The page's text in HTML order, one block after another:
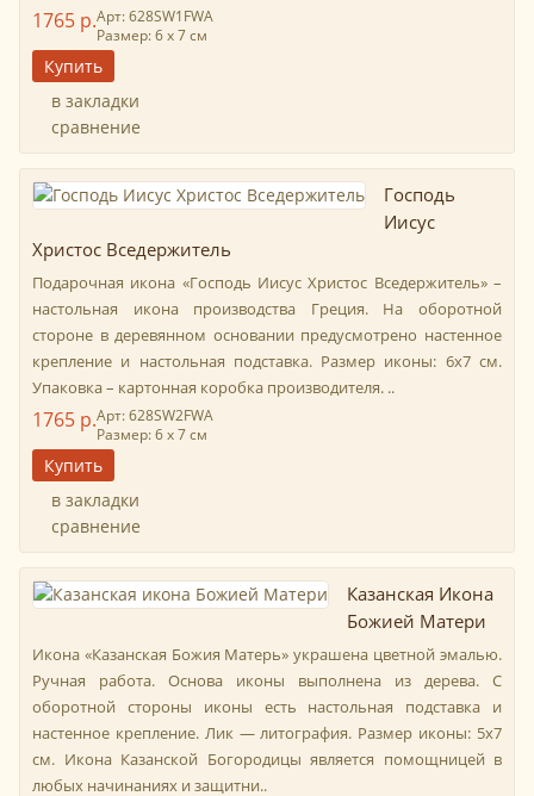
1765 р.Арт: 628SW1FWA
Размер: 6 х 7 см
в закладки
сравнение
Господь
Иисус
Христос Вседержитель
Подарочная икона «Господь Иисус Христос Вседержитель» –
настольная икона производства Греция. На оборотной
стороне в деревянном основании предусмотрено настенное
крепление и настольная подставка. Размер иконы: 6х7 см.
Упаковка – картонная коробка производителя. ..
1765 р.Арт: 628SW2FWA
Размер: 6 х 7 см
в закладки
сравнение
Казанская Икона
Божией Матери
Икона «Казанская Божия Матерь» украшена цветной эмалью.
Ручная работа. Основа иконы выполнена из дерева. С
оборотной стороны иконы есть настольная подставка и
настенное крепление. Лик — литография. Размер иконы: 5х7
см. Икона Казанской Богородицы является помощницей в
любых начинаниях и защитни..